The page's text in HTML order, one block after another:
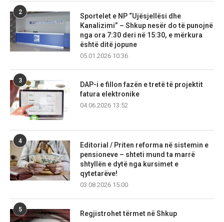
2
Sportelet e NP “Ujësjellësi dhe
Kanalizimi” – Shkup nesër do të punojnë
nga ora 7:30 deri në 15:30, e mërkura
është ditë jopune
05.01.2026 10:36
3
DAP-i e fillon fazën e tretë të projektit
fatura elektronike
04.06.2026 13:52
4
Editorial / Priten reforma në sistemin e
pensioneve – shteti mund ta marrë
shtyllën e dytë nga kursimet e
qytetarëve!
03.08.2026 15:00
5
Regjistrohet tërmet në Shkup